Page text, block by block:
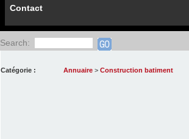
Contact
Search:
Catégorie : Annuaire > Construction batiment